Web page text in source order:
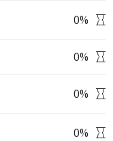
0%
0%
0%
0%